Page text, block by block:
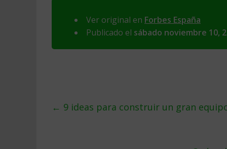
Ver original en Forbes España
Publicado el sábado noviembre 10,
← 9 ideas para construir un gran